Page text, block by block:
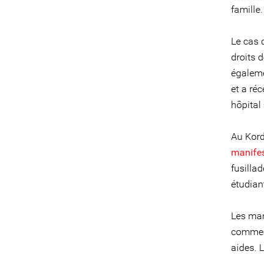
famille.
Le cas
droits
et a
hôpital
Au
Les
aides.